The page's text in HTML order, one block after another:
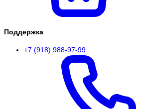
Поддержка
+7 (918) 988-97-99